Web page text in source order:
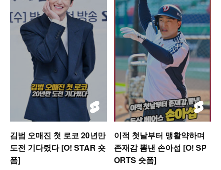
김범 오매진 첫 로코 20년만
도전 기다렸다 [O! STAR 숏
폼]
이적 첫날부터 맹활약하며
존재감 뽐낸 손아섭 [O! SP
ORTS 숏폼]